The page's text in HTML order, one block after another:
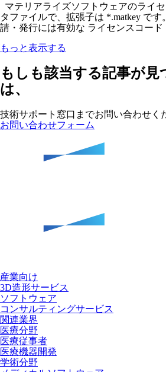
マテリアライズソフトウェアのライ
タファイルで、拡張子は *.matkey です
請・発行には有効な ライセンスコード
もっと表示する
もしも該当する記事が見
は、
技術サポート窓口までお問い合わせく
お問い合わせフォーム
産業向け
3D造形サービス
ソフトウェア
コンサルティングサービス
関連業界
医療分野
医療従事者
医療機器開発
学術分野